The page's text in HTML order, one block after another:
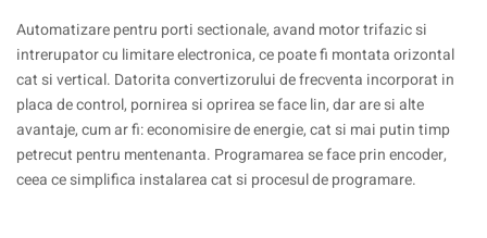
Automatizare pentru porti sectionale, avand motor trifazic si
intrerupator cu limitare electronica, ce poate fi montata orizontal
cat si vertical. Datorita convertizorului de frecventa incorporat in
placa de control, pornirea si oprirea se face lin, dar are si alte
avantaje, cum ar fi: economisire de energie, cat si mai putin timp
petrecut pentru mentenanta. Programarea se face prin encoder,
ceea ce simplifica instalarea cat si procesul de programare.